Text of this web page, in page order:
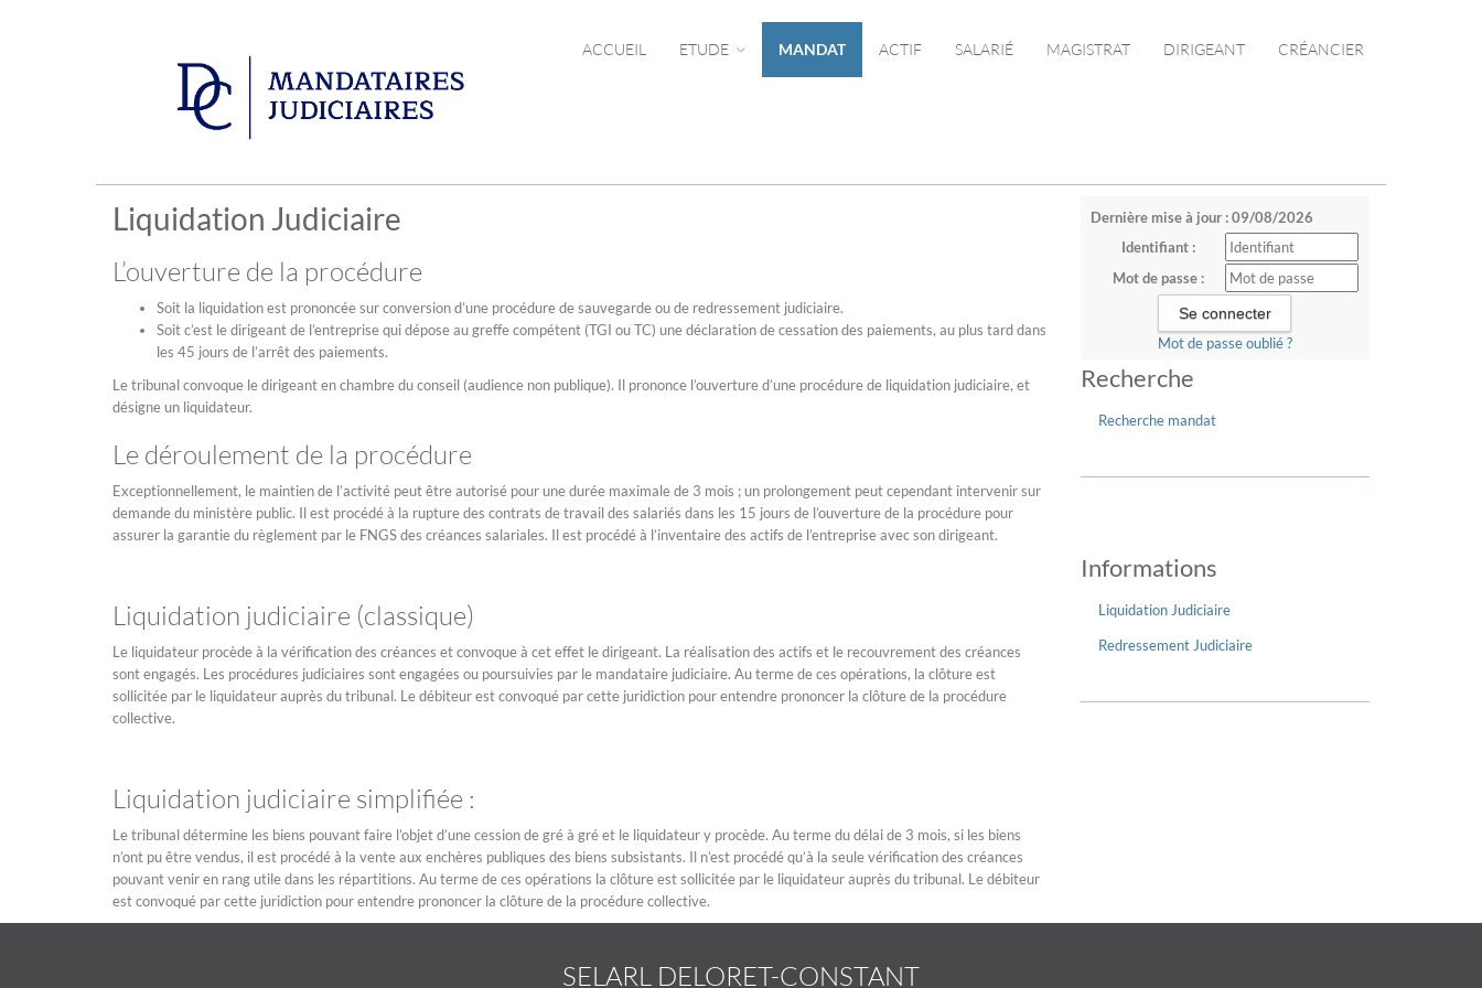
ACCUEIL ETUDE MANDAT ACTIF SALARIÉ MAGISTRAT DIRIGEANT CRÉANCIER
Dernière mise à jour : 09/08/2026
Identifiant :
Mot de passe :
Mot de passe oublié ?
Recherche
Recherche mandat
Informations
Liquidation Judiciaire
Redressement Judiciaire
Liquidation Judiciaire
L’ouverture de la procédure
Soit la liquidation est prononcée sur conversion d’une procédure de sauvegarde ou de redressement judiciaire.
Soit c’est le dirigeant de l’entreprise qui dépose au greffe compétent (TGI ou TC) une déclaration de cessation des paiements, au plus tard dans
les 45 jours de l’arrêt des paiements.
Le tribunal convoque le dirigeant en chambre du conseil (audience non publique). Il prononce l’ouverture d’une procédure de liquidation judiciaire, et
désigne un liquidateur.
Le déroulement de la procédure
Exceptionnellement, le maintien de l’activité peut être autorisé pour une durée maximale de 3 mois ; un prolongement peut cependant intervenir sur
demande du ministère public. Il est procédé à la rupture des contrats de travail des salariés dans les 15 jours de l’ouverture de la procédure pour
assurer la garantie du règlement par le FNGS des créances salariales. Il est procédé à l’inventaire des actifs de l’entreprise avec son dirigeant.
Liquidation judiciaire (classique)
Le liquidateur procède à la vérification des créances et convoque à cet effet le dirigeant. La réalisation des actifs et le recouvrement des créances
sont engagés. Les procédures judiciaires sont engagées ou poursuivies par le mandataire judiciaire. Au terme de ces opérations, la clôture est
sollicitée par le liquidateur auprès du tribunal. Le débiteur est convoqué par cette juridiction pour entendre prononcer la clôture de la procédure
collective.
Liquidation judiciaire simplifiée :
Le tribunal détermine les biens pouvant faire l’objet d’une cession de gré à gré et le liquidateur y procède. Au terme du délai de 3 mois, si les biens
n’ont pu être vendus, il est procédé à la vente aux enchères publiques des biens subsistants. Il n’est procédé qu’à la seule vérification des créances
pouvant venir en rang utile dans les répartitions. Au terme de ces opérations la clôture est sollicitée par le liquidateur auprès du tribunal. Le débiteur
est convoqué par cette juridiction pour entendre prononcer la clôture de la procédure collective.
SELARL DELORET-CONSTANT